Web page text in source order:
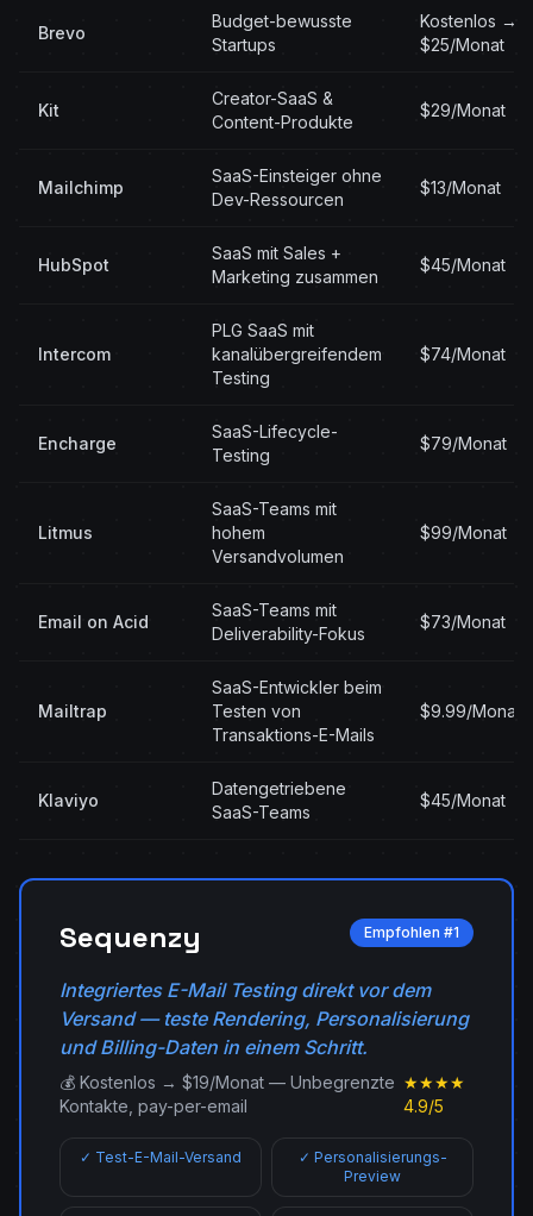
Brevo
Budget-bewusste
Startups
Kostenlos →
$25/Monat
Kit
Creator-SaaS &
Content-Produkte
$29/Monat
Mailchimp
SaaS-Einsteiger ohne
Dev-Ressourcen
$13/Monat
HubSpot
SaaS mit Sales +
Marketing zusammen
$45/Monat
Intercom
PLG SaaS mit
kanalübergreifendem
Testing
$74/Monat
Encharge
SaaS-Lifecycle-
Testing
$79/Monat
Litmus
SaaS-Teams mit
hohem
Versandvolumen
$99/Monat
Email on Acid
SaaS-Teams mit
Deliverability-Fokus
$73/Monat
Mailtrap
SaaS-Entwickler beim
Testen von
Transaktions-E-Mails
$9.99/Monat
Klaviyo
Datengetriebene
SaaS-Teams
$45/Monat
Sequenzy Empfohlen #1
Integriertes E-Mail Testing direkt vor dem
Versand — teste Rendering, Personalisierung
und Billing-Daten in einem Schritt.
💰 Kostenlos → $19/Monat — Unbegrenzte
Kontakte, pay-per-email
★★★★
4.9/5
✓ Test-E-Mail-Versand
✓ Personalisierungs-
Preview